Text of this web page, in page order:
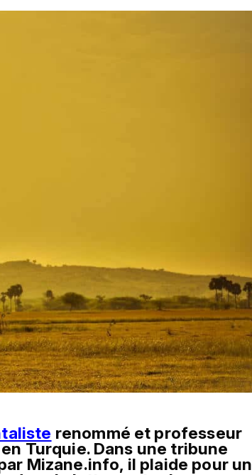
renommé et professeur
Turquie. Dans une tribune
Mizane.info, il plaide pour un